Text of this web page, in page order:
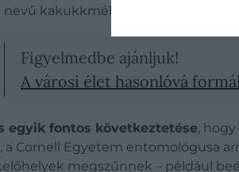
nevű kakukkméh, amely más
Figyelmedbe ajánljuk!
A városi élet hasonlóvá
egyik fontos következtetése,
, a Cornell Egyetem entomológusa
megszűnnek – például